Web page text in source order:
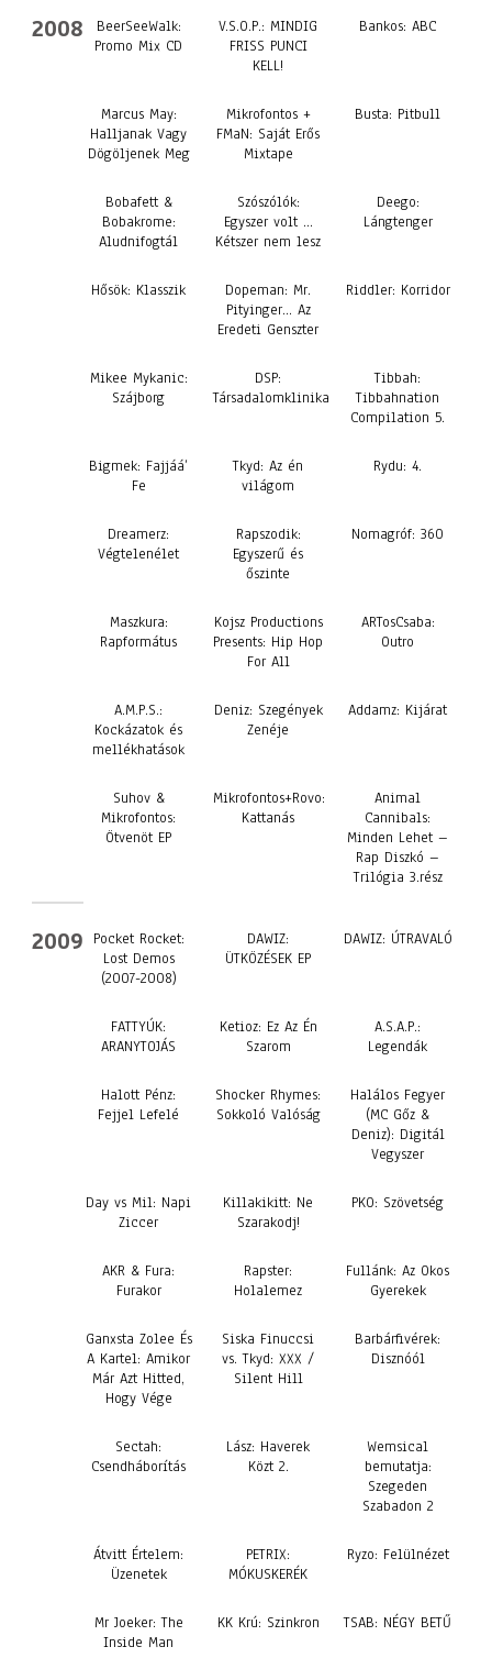
2008
BeerSeeWalk:
Promo Mix CD
V.S.O.P.: MINDIG
FRISS PUNCI
KELL!
Bankos: ABC
Marcus May:
Halljanak Vagy
Dögöljenek Meg
Mikrofontos +
FMaN: Saját Erős
Mixtape
Busta: Pitbull
Bobafett &
Bobakrome:
Aludnifogtál
Szószólók:
Egyszer volt …
Kétszer nem lesz
Deego:
Lángtenger
Hősök: Klasszik
Dopeman: Mr.
Pityinger… Az
Eredeti Genszter
Riddler: Korridor
Mikee Mykanic:
Szájborg
DSP:
Társadalomklinika
Tibbah:
Tibbahnation
Compilation 5.
Bigmek: Fajjáá’
Fe
Tkyd: Az én
világom
Rydu: 4.
Dreamerz:
Végtelenélet
Rapszodik:
Egyszerű és
őszinte
Nomagróf: 360
Maszkura:
Rapformátus
Kojsz Productions
Presents: Hip Hop
For All
ARTosCsaba:
Outro
A.M.P.S.:
Kockázatok és
mellékhatások
Deniz: Szegények
Zenéje
Addamz: Kijárat
Suhov &
Mikrofontos:
Ötvenöt EP
Mikrofontos+Rovo:
Kattanás
Animal
Cannibals:
Minden Lehet –
Rap Diszkó –
Trilógia 3.rész
2009
Pocket Rocket:
Lost Demos
(2007-2008)
DAWIZ:
ÜTKÖZÉSEK EP
DAWIZ: ÚTRAVALÓ
FATTYÚK:
ARANYTOJÁS
Ketioz: Ez Az Én
Szarom
A.S.A.P.:
Legendák
Halott Pénz:
Fejjel Lefelé
Shocker Rhymes:
Sokkoló Valóság
Halálos Fegyer
(MC Gőz &
Deniz): Digitál
Vegyszer
Day vs Mil: Napi
Ziccer
Killakikitt: Ne
Szarakodj!
PKO: Szövetség
AKR & Fura:
Furakor
Rapster:
Holalemez
Fullánk: Az Okos
Gyerekek
Ganxsta Zolee És
A Kartel: Amikor
Már Azt Hitted,
Hogy Vége
Siska Finuccsi
vs. Tkyd: XXX /
Silent Hill
Barbárfivérek:
Disznóól
Sectah:
Csendháborítás
Lász: Haverek
Közt 2.
Wemsical
bemutatja:
Szegeden
Szabadon 2
Átvitt Értelem:
Üzenetek
PETRIX:
MÓKUSKERÉK
Ryzo: Felülnézet
Mr Joeker: The
Inside Man
KK Krú: Szinkron TSAB: NÉGY BETŰ